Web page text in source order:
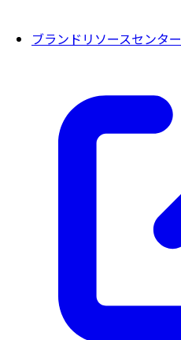
ブランドリソースセンター